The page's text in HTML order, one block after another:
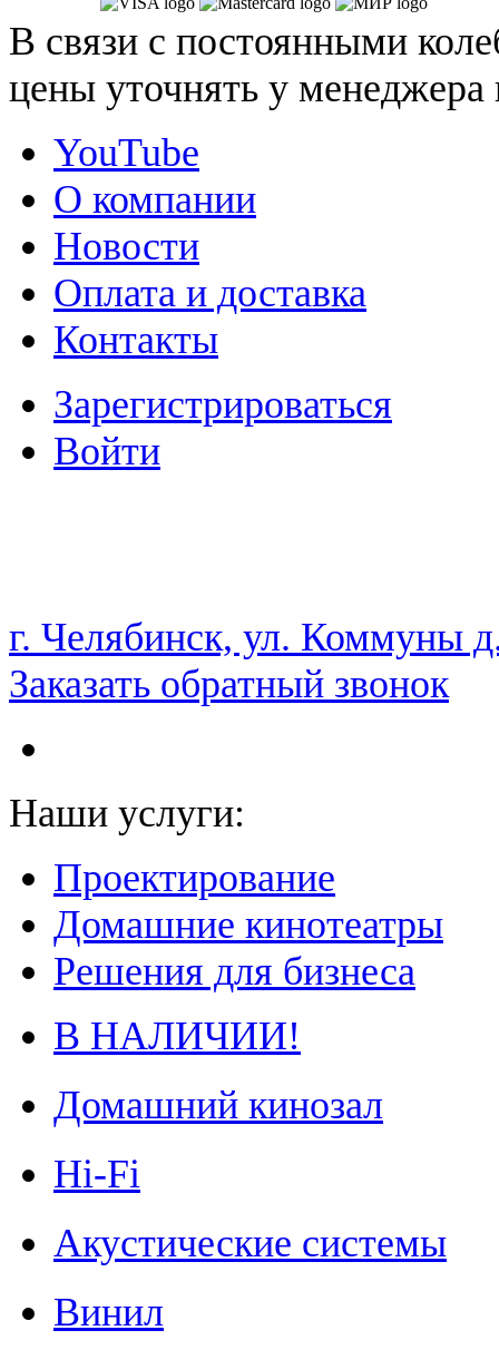
В связи с постоянными
цены уточнять у
YouTube
О компании
Новости
Оплата и доставка
Контакты
Зарегистрироваться
Войти
НАМ ДОВЕРЯЮТ С 2003 ГОДА
г. Челябинск, ул. Коммуны
Заказать обратный звонок
Наши услуги:
Проектирование
Домашние кинотеатры
Решения для бизнеса
В НАЛИЧИИ!
Домашний кинозал
Hi-Fi
Акустические системы
Винил